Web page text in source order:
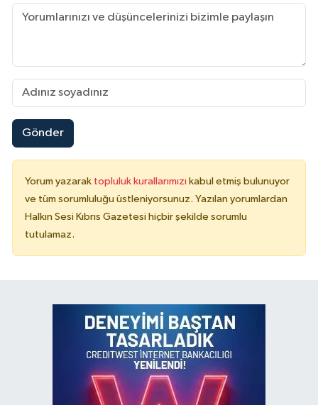
Gönder
Yorum yazarak topluluk kurallarımızı kabul etmiş bulunuyor
ve tüm sorumluluğu üstleniyorsunuz. Yazılan yorumlardan
Halkın Sesi Kıbrıs Gazetesi hiçbir şekilde sorumlu
tutulamaz.